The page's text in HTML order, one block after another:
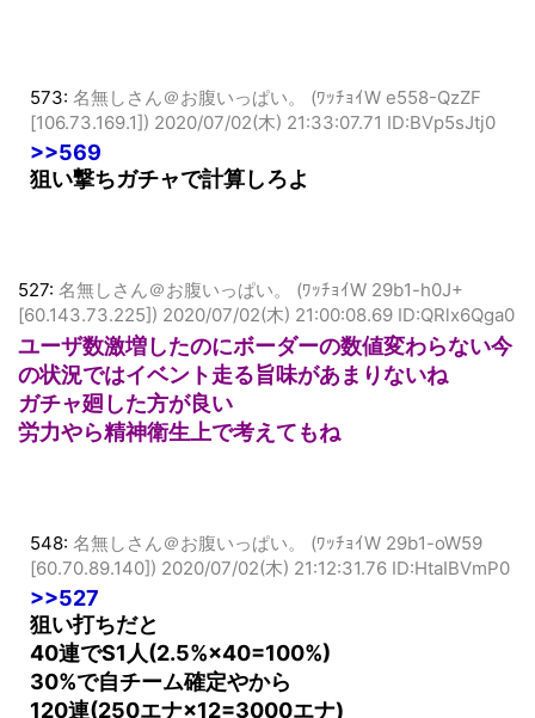
573:名無しさん＠お腹いっぱい。 (ﾜｯﾁｮｲW e558-QzZF
[106.73.169.1])
>>569
527:名無しさん＠お腹いっぱい。 (ﾜｯﾁｮｲW 29b1-h0J+
[60.143.73.225])
2020/07/02(木) 21:00:08.69 ID:QRlx6Qga0
ユーザ数激増したのにボーダーの数値変わらない今
の状況ではイベント走る旨味があまりないね
ガチャ廻した方が良い
548:名無しさん＠お腹いっぱい。 (ﾜｯﾁｮｲW 29b1-oW59
[60.70.89.140])
>>527
狙い打ちだと
40連でS1人(2.5%×40=100%)
30%で自チーム確定やから